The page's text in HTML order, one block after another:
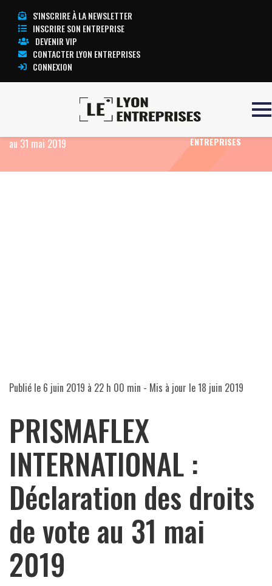
S'INSCRIRE À LA NEWSLETTER
INSCRIRE SON ENTREPRISE
DEVENIR VIP
CONTACTER LYON ENTREPRISES
CONNEXION
PRISMAFLEX
au 31 mai 2019
TOUTE
ENTREPRISES
Publié le 6 juin 2019 à 22 h 00 min - Mis à jour le18 juin 2019
PRISMAFLEX
INTERNATIONAL :
Déclaration des droits
de vote au 31 mai
2019